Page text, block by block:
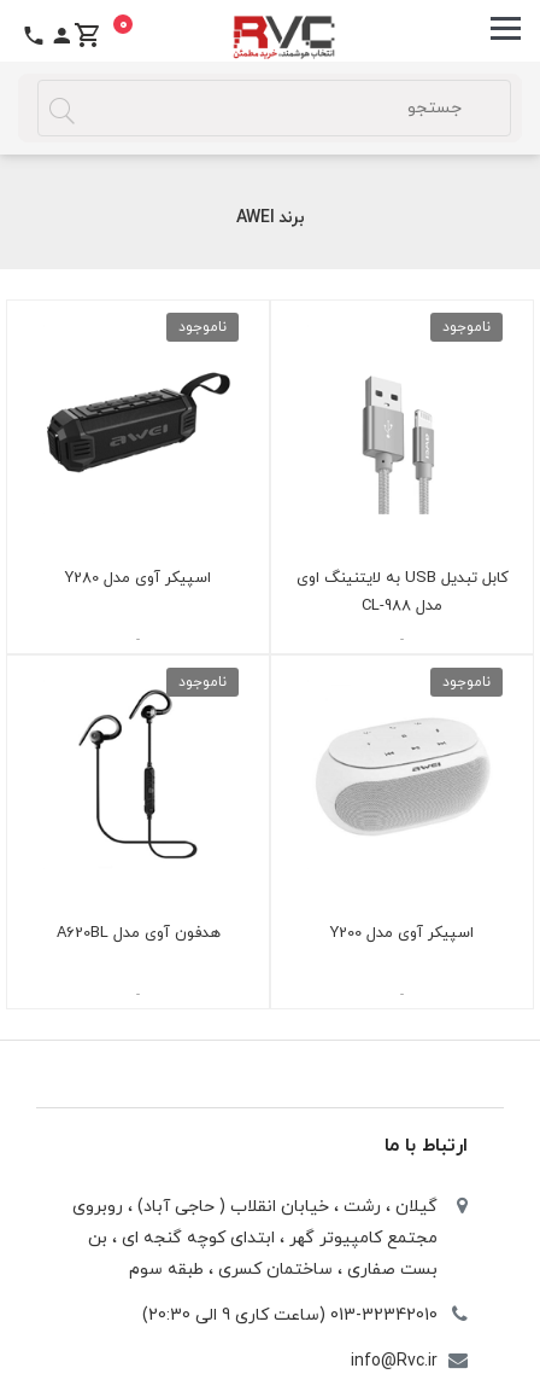
0
برند AWEI
ناموجود
کابل تبدیل USB به لایتنینگ اوی
مدل CL-988
-
ناموجود
اسپیکر آوی مدل Y280
-
ناموجود
اسپیکر آوی مدل Y200
-
ناموجود
هدفون آوی مدل A620BL
-
ارتباط با ما
گیلان ، رشت ، خيابان انقلاب ( حاجی آباد) ، روبروی
مجتمع كامپيوتر گهر ، ابتدای كوچه گنجه ای ، بن
بست صفاری ، ساختمان كسری ، طبقه سوم
013-32342010 (ساعت کاری 9 الی 20:30)
info@Rvc.ir